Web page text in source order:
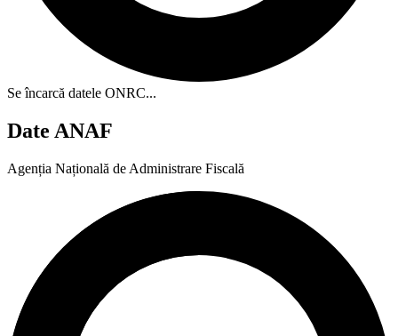
Se încarcă datele ONRC...
Date ANAF
Agenția Națională de Administrare Fiscală